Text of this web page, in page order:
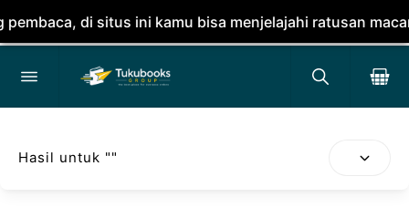
di situs ini kamu bisa menjelajahi ratusan macam
Hasil untuk ""